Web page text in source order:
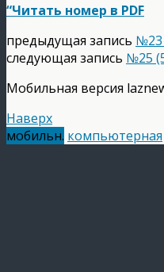
“Читать номер в PDF
предыдущая запись №23
следующая запись №25
Мобильная версия
Наверх
мобильн. компьютерная